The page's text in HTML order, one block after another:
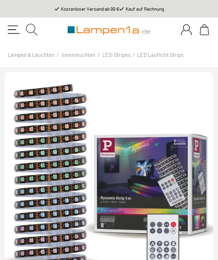
Kostenloser Versand ab 99 € Kauf auf Rechnung
Lampen & Leuchten / Innenleuchten / LED-Stripes / LED Lauflicht Strips